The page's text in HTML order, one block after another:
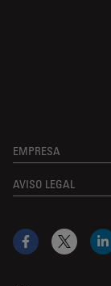
EMPRESA
AVISO LEGAL
Facebook
X